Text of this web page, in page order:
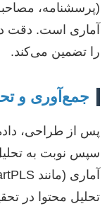
(پرسشنامه،
آماری است. دقت
را تضمین می‌کند.
جمع‌آوری و
پس از طراحی،
سپس نوبت به
تحلیل محتوا در